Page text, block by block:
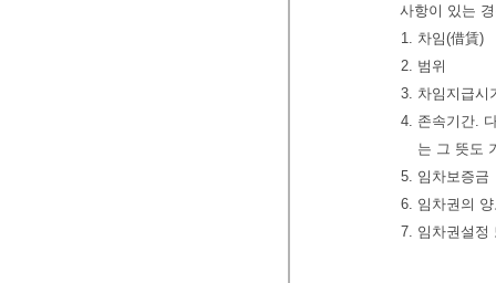
사항이 있는
1. 차임(借賃)
2. 범위
3. 차임지급시
4. 존속기간.
는 그 뜻도
5. 임차보증금
6. 임차권의
7. 임차권설정